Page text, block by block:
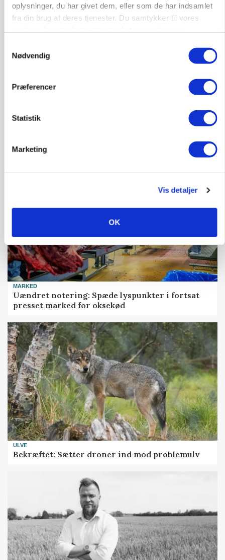
oplysninger, du har givet dem, eller som de har indsamlet
fra din brug af deres tjenester. Du samtykker til vores
Nødvendig
Præferencer
Statistik
Marketing
Vis detaljer
OK
Snart kan man søge tilskud til naturprojekter
PLANTER
MARKED
Uændret notering: Spæde lyspunkter i fortsat
presset marked for oksekød
ULVE
Bekræftet: Sætter droner ind mod problemulv